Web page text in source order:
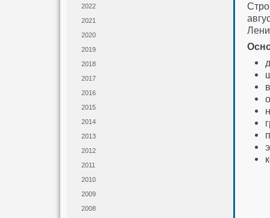
2022
2021
2020
2019
2018
2017
2016
2015
2014
2013
2012
2011
2010
2009
2008